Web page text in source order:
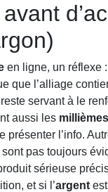
en ligne, un réflexe :
que l’alliage
servant à le
aussi les millièmes
présenter l’info.
pas toujours
sérieuse
et si l’argent